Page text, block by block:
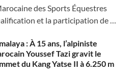
des Sports Équestres
et la participation de …
: À 15 ans, l’alpiniste
Youssef Tazi gravit le
du Kang Yatse II à 6.250 m